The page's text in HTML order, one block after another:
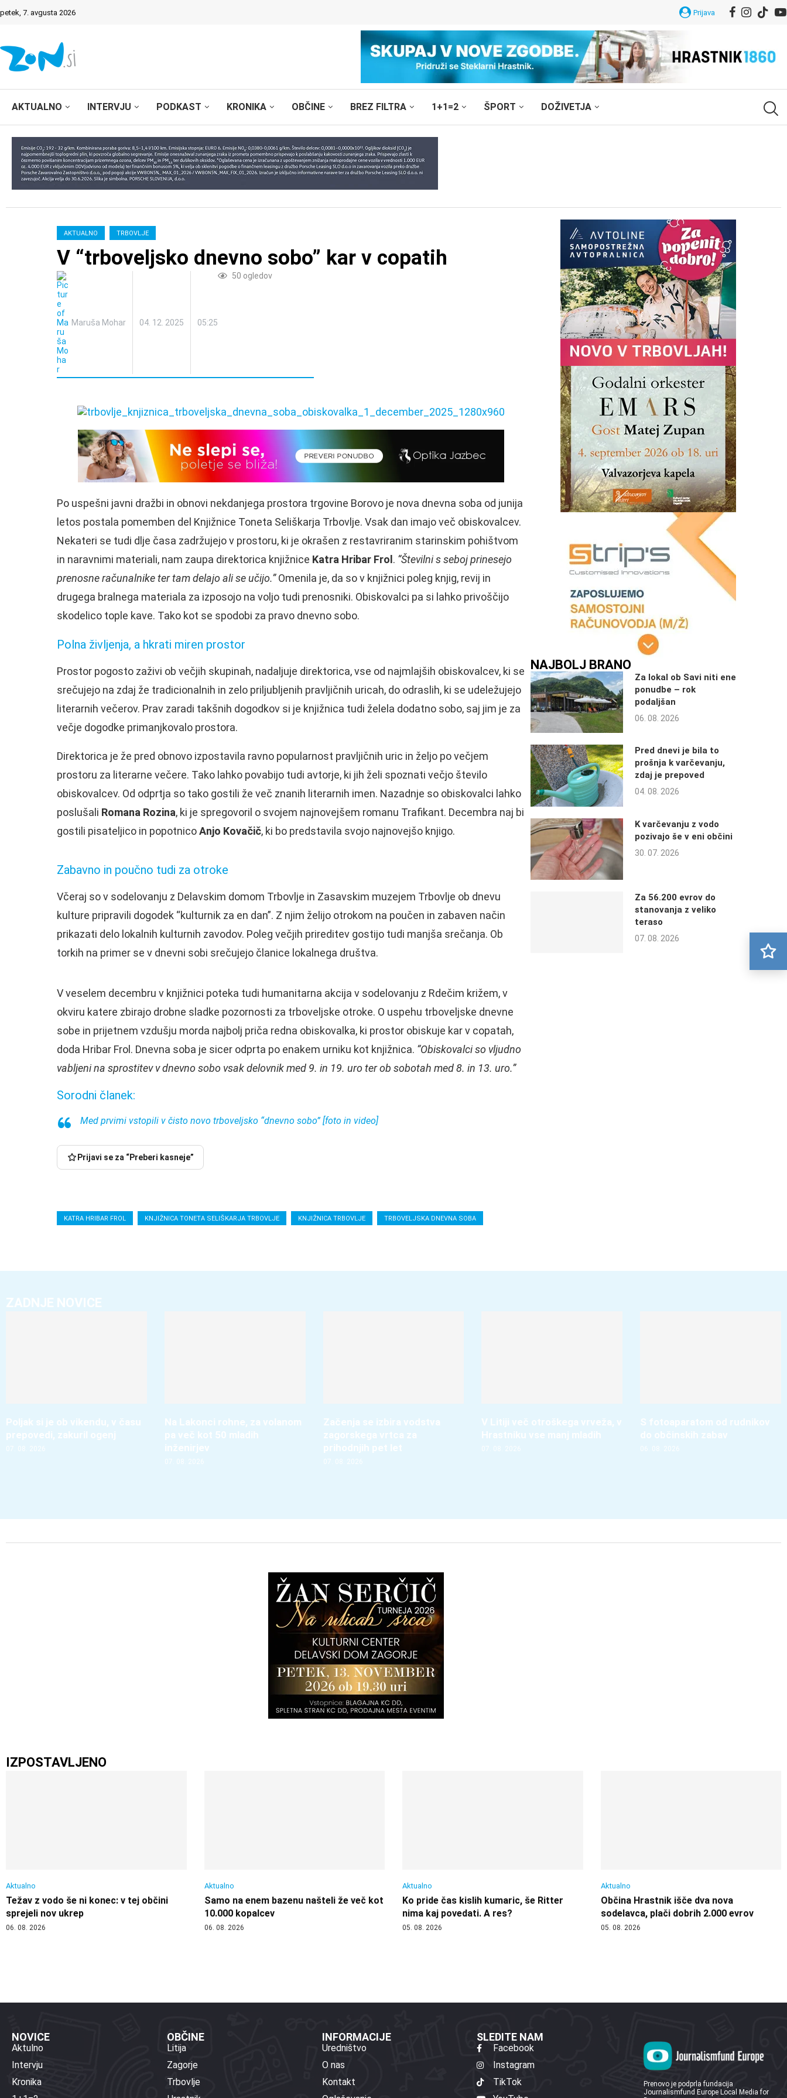
petek, 7. avgusta 2026 Prijava
AKTUALNO INTERVJU PODKAST KRONIKA OBČINE BREZ FILTRA 1+1=2 ŠPORT DOŽIVETJA
AKTUALNO TRBOVLJE
V “trboveljsko dnevno sobo” kar v copatih
Maruša Mohar 04. 12. 2025 05:25
50 ogledov
Po uspešni javni dražbi in obnovi nekdanjega prostora trgovine Borovo je nova dnevna soba od junija
letos postala pomemben del Knjižnice Toneta Seliškarja Trbovlje. Vsak dan imajo več obiskovalcev.
Nekateri se tudi dlje časa zadržujejo v prostoru, ki je okrašen z restavriranim starinskim pohištvom
in naravnimi materiali, nam zaupa direktorica knjižnice Katra Hribar Frol . “Številni s seboj prinesejo
prenosne računalnike ter tam delajo ali se učijo.”Omenila je, da so v knjižnici poleg knjig, revij in
drugega bralnega materiala za izposojo na voljo tudi prenosniki. Obiskovalci pa si lahko privoščijo
skodelico tople kave. Tako kot se spodobi za pravo dnevno sobo.
Polna življenja, a hkrati miren prostor
Prostor pogosto zaživi ob večjih skupinah, nadaljuje direktorica, vse od najmlajših obiskovalcev, ki se
srečujejo na zdaj že tradicionalnih in zelo priljubljenih pravljičnih uricah, do odraslih, ki se udeležujejo
literarnih večerov. Prav zaradi takšnih dogodkov si je knjižnica tudi želela dodatno sobo, saj jim je za
večje dogodke primanjkovalo prostora.
Direktorica je že pred obnovo izpostavila ravno popularnost pravljičnih uric in željo po večjem
prostoru za literarne večere. Tako lahko povabijo tudi avtorje, ki jih želi spoznati večjo število
obiskovalcev. Od odprtja so tako gostili že več znanih literarnih imen. Nazadnje so obiskovalci lahko
poslušali Romana Rozina, ki je spregovoril o svojem najnovejšem romanu Trafikant. Decembra naj bi
gostili pisateljico in popotnicoAnjo Kovačič, ki bo predstavila svojo najnovejšo knjigo.
Zabavno in poučno tudi za otroke
Včeraj so v sodelovanju z Delavskim domom Trbovlje in Zasavskim muzejem Trbovlje ob dnevu
kulture pripravili dogodek “kulturnik za en dan”. Z njim želijo otrokom na poučen in zabaven način
prikazati delo lokalnih kulturnih zavodov. Poleg večjih prireditev gostijo tudi manjša srečanja. Ob
torkih na primer se v dnevni sobi srečujejo članice lokalnega društva.
V veselem decembru v knjižnici poteka tudi humanitarna akcija v sodelovanju z Rdečim križem, v
okviru katere zbirajo drobne sladke pozornosti za trboveljske otroke. O uspehu trboveljske dnevne
sobe in prijetnem vzdušju morda najbolj priča redna obiskovalka, ki prostor obiskuje kar v copatah,
doda Hribar Frol. Dnevna soba je sicer odprta po enakem urniku kot knjižnica. “Obiskovalci so vljudno
vabljeni na sprostitev v dnevno sobo vsak delovnik med 9. in 19. uro ter ob sobotah med 8. in 13. uro.”
Sorodni članek:
Med prvimi vstopili v čisto novo trboveljsko “dnevno sobo” [foto in video]
Prijavi se za “Preberi kasneje”
KATRA HRIBAR FROL KNJIŽNICA TONETA SELIŠKARJA TRBOVLJE KNJIŽNICA TRBOVLJE TRBOVELJSKA DNEVNA SOBA
NAJBOLJ BRANO
Za lokal ob Savi niti ene
ponudbe – rok
podaljšan
06. 08. 2026
Pred dnevi je bila to
prošnja k varčevanju,
zdaj je prepoved
04. 08. 2026
K varčevanju z vodo
pozivajo še v eni občini
30. 07. 2026
Za 56.200 evrov do
stanovanja z veliko
teraso
07. 08. 2026
ZADNJE NOVICE
Poljak si je ob vikendu, v času
prepovedi, zakuril ogenj
07. 08. 2026
Na Lakonci rohne, za volanom
pa več kot 50 mladih
inženirjev
07. 08. 2026
Začenja se izbira vodstva
zagorskega vrtca za
prihodnjih pet let
07. 08. 2026
V Litiji več otroškega vrveža, v
Hrastniku vse manj mladih
07. 08. 2026
S fotoaparatom od rudnikov
do občinskih zabav
06. 08. 2026
IZPOSTAVLJENO
Aktualno
Težav z vodo še ni konec: v tej občini
sprejeli nov ukrep
06. 08. 2026
Aktualno
Samo na enem bazenu našteli že več kot
10.000 kopalcev
06. 08. 2026
Aktualno
Ko pride čas kislih kumaric, še Ritter
nima kaj povedati. A res?
05. 08. 2026
Aktualno
Občina Hrastnik išče dva nova
sodelavca, plači dobrih 2.000 evrov
05. 08. 2026
NOVICE
Aktulno
Intervju
Kronika
OBČINE
Litija
Zagorje
Trbovlje
INFORMACIJE
Uredništvo
O nas
Kontakt
SLEDITE NAM
Facebook
Instagram
TikTok
Prenovo je podprla fundacija
Journalismfund Europe Local Media for